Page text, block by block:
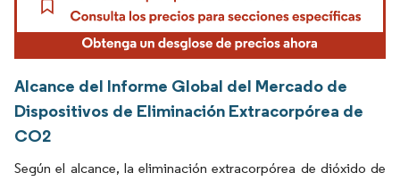
Alcance del Informe Global del Mercado de
Dispositivos de Eliminación Extracorpórea de
CO2
Según el alcance, la eliminación extracorpórea de dióxido de